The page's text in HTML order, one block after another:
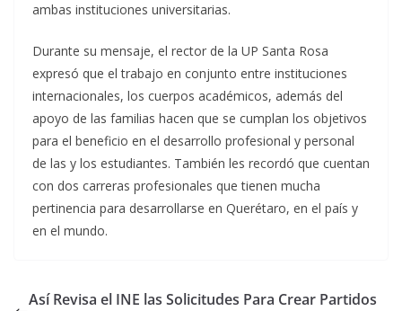
ambas instituciones universitarias.
Durante su mensaje, el rector de la UP Santa Rosa
expresó que el trabajo en conjunto entre instituciones
internacionales, los cuerpos académicos, además del
apoyo de las familias hacen que se cumplan los objetivos
para el beneficio en el desarrollo profesional y personal
de las y los estudiantes. También les recordó que cuentan
con dos carreras profesionales que tienen mucha
pertinencia para desarrollarse en Querétaro, en el país y
en el mundo.
Así Revisa el INE las Solicitudes Para Crear Partidos